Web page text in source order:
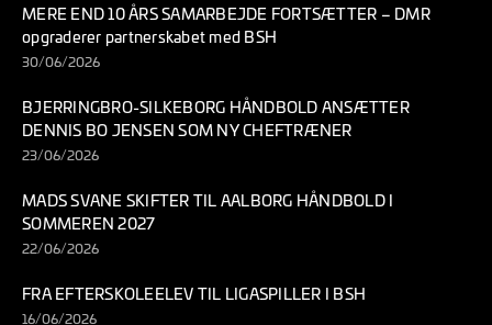
MERE END 10 ÅRS SAMARBEJDE FORTSÆTTER – DMR
opgraderer partnerskabet med BSH
30/06/2026
BJERRINGBRO-SILKEBORG HÅNDBOLD ANSÆTTER
DENNIS BO JENSEN SOM NY CHEFTRÆNER
23/06/2026
MADS SVANE SKIFTER TIL AALBORG HÅNDBOLD I
SOMMEREN 2027
22/06/2026
FRA EFTERSKOLEELEV TIL LIGASPILLER I BSH
16/06/2026